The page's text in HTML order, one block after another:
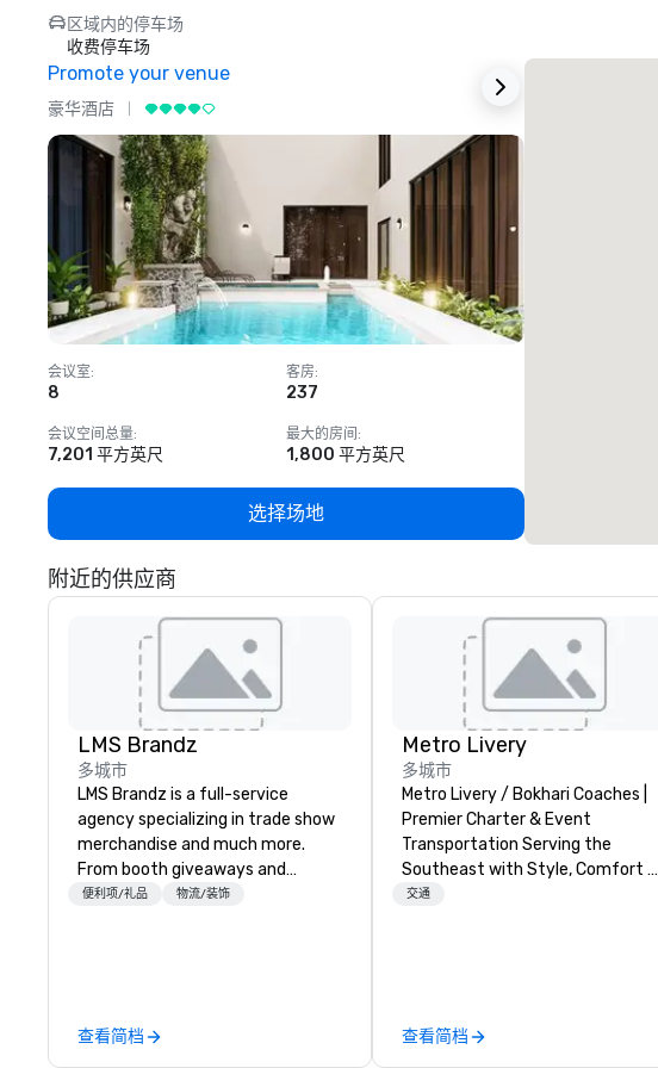
区域内的停车场
收费停车场
Promote your venue
豪华酒店
会议室:
8
客房:
237
会议空间总量:
7,201 平方英尺
最大的房间 :
1,800 平方英尺
选择场地
附近的供应商
LMS Brandz
多城市
LMS Brandz is a full-service
agency specializing in trade show
merchandise and much more.
From booth giveaways and
branded apparel to executive
choose from, our 20+ years of
便利项/礼品 物流/装饰
查看简档
Metro Livery
多城市
Metro Livery / Bokhari Coaches |
Premier Charter & Event
Transportation Serving the
Southeast with Style, Comfort &
Reliability Whether you're planning
Based in Nashville and serving all
交通
查看简档